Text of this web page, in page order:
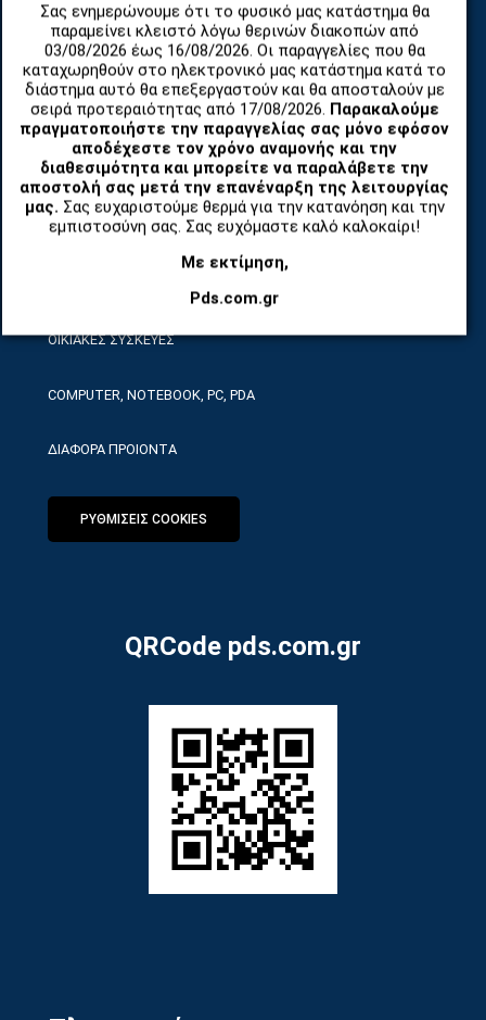
Σας ενημερώνουμε ότι το φυσικό μας κατάστημα θα
παραμείνει κλειστό λόγω θερινών διακοπών από
03/08/2026 έως 16/08/2026. Οι παραγγελίες που θα
καταχωρηθούν στο ηλεκτρονικό μας κατάστημα κατά το
διάστημα αυτό θα επεξεργαστούν και θα αποσταλούν με
σειρά προτεραιότητας από 17/08/2026. Παρακαλούμε
πραγματοποιήστε την παραγγελίας σας μόνο εφόσον
αποδέχεστε τον χρόνο αναμονής και την
διαθεσιμότητα και μπορείτε να παραλάβετε την
αποστολή σας μετά την επανέναρξη της λειτουργίας
μας. Σας ευχαριστούμε θερμά για την κατανόηση και την
εμπιστοσύνη σας. Σας ευχόμαστε καλό καλοκαίρι!
Με εκτίμηση,
Pds.com.gr
ΚΑΤΗΓΟΡΙΕΣ
ΑΝΤΑΛΛΑΚΤΙΚΑ ΚΑΙ ΑΞΕΣΟΥΑΡ ΚΙΝΗΤΩΝ ΤΗΛΕΦΩΝΩΝ
TABLET
ΤΗΛΕΠΙΚΟΙΝΩΝΙΕΣ, ΑΣΥΡΜΑΤΑ, FCT
ΟΙΚΙΑΚΕΣ ΣΥΣΚΕΥΕΣ
COMPUTER, NOTEBOOK, PC, PDA
ΔΙΑΦΟΡΑ ΠΡΟΙΟΝΤΑ
ΡΥΘΜΙΣΕΙΣ COOKIES
QRCode pds.com.gr